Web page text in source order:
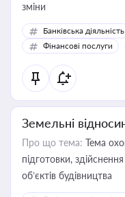
зміни
Банківська діяльність
Фінансові послуги
Земельні
Про що тема: Тема
підготовки,
об’єктів будівництва